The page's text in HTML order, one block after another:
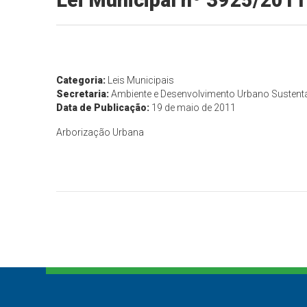
Categoria:
Leis Municipais
Secretaria:Ambiente e Desenvolvimento Urbano
Data de Publicação: 19 de maio de 2011
Arborização Urbana